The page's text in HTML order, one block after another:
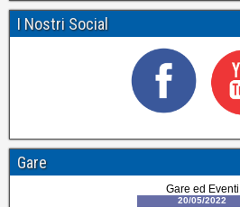
I Nostri Social
Gare